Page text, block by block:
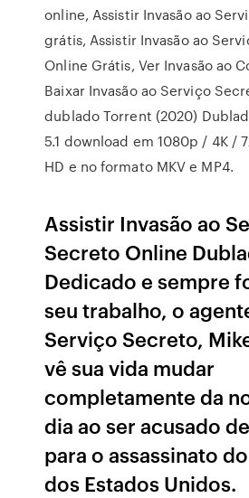
online, Assistir Invasão ao
grátis, Assistir Invasão ao
Online Grátis, Ver Invasão ao
Baixar Invasão ao Serviço
dublado Torrent (2020)
5.1 download em 1080p / 4K /
HD e no formato MKV e MP4.
Assistir Invasão ao
Secreto Online
Dedicado e sempre
seu trabalho, o
Serviço Secreto,
vê sua vida mudar
completamente da
dia ao ser acusado
para o assassinato
dos Estados Unidos.